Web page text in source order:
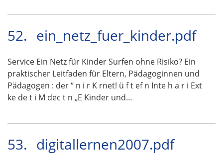
52. ein_netz_fuer_kinder.pdf
Service Ein Netz für Kinder Surfen ohne Risiko? Ein
praktischer Leitfaden für Eltern, Pädagoginnen und
Pädagogen : der “ n i r K rnet! ü f t ef n Inte h a r i Ext
ke de t i M dec t n „E Kinder und…
53. digitallernen2007.pdf